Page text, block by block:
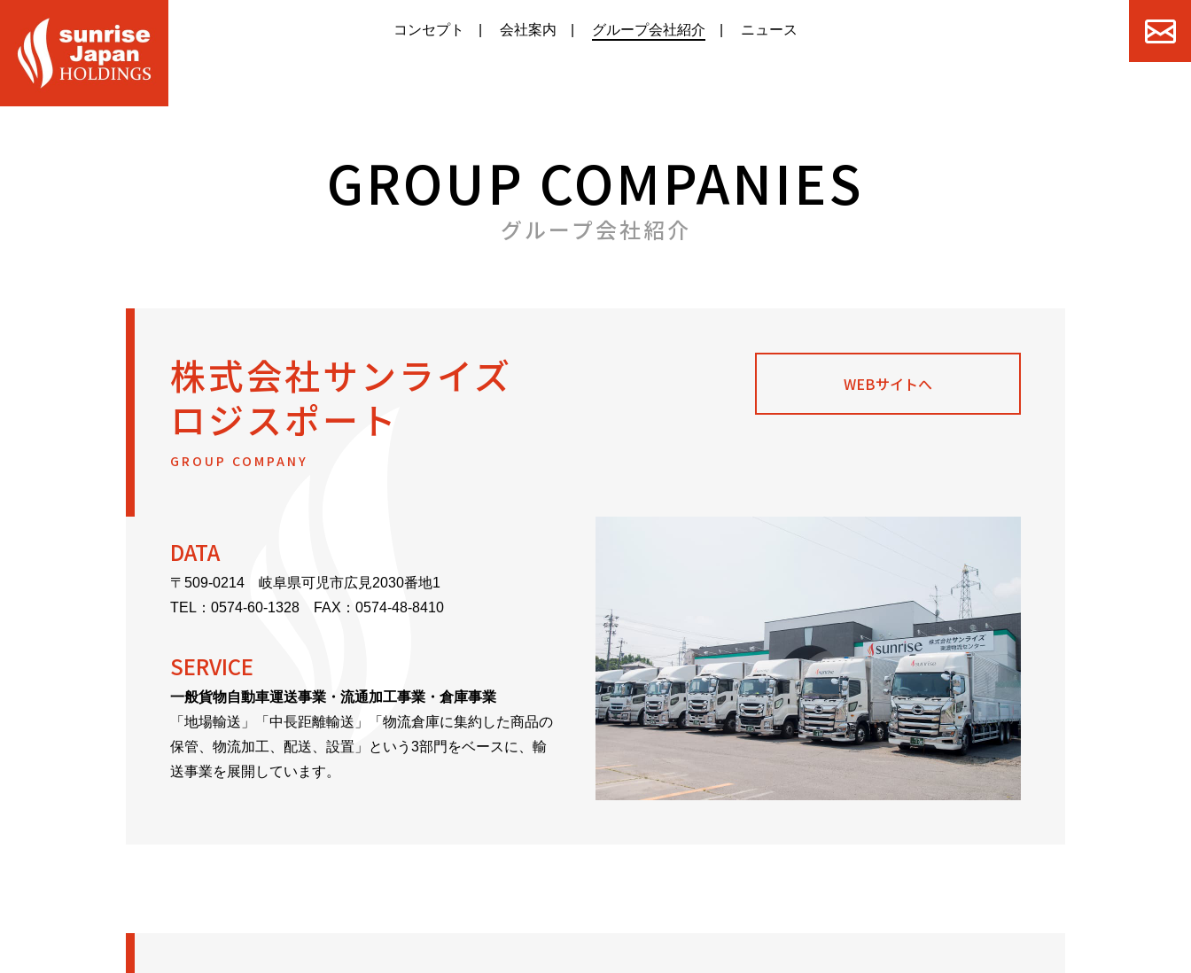
コンセプト 会社案内 グループ会社紹介 ニュース
グループ会社紹介
株式会社サンライズ
ロジスポート
GROUP COMPANY
WEBサイトへ
DATA
〒509-0214 岐阜県可児市広見2030番地1
TEL： 0574-60-1328 FAX：0574-48-8410
SERVICE
一般貨物自動車運送事業・流通加工事業・倉庫事業
「地場輸送」「中長距離輸送」「物流倉庫に集約した商品の
保管、物流加工、配送、設置」という3部門をベースに、輸
送事業を展開しています。